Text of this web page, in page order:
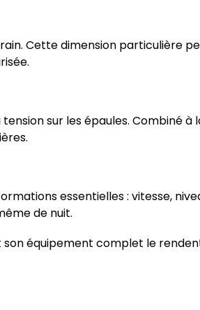
Cette dimension particulière
sur les épaules. Combiné à
essentielles : vitesse,
de nuit.
équipement complet le